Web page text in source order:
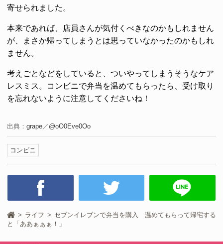
寄せられました。
本来であれば、店員さんが気付くべきなのかもしれません
が、まさか帰ってしまうとは思っていなかったのかもしれ
ません。
考えごとなどをしていると、ついやってしまうそうなケア
レスミス。コンビニで弁当を温めてもらったら、受け取り
を忘れないように注意してくださいね！
出典： grape／ @oO0Eve0Oo
コンビニ
ライフ
セブンイレブンで弁当を購入 温めてもらって帰宅する
と「ああぁぁぁ！」